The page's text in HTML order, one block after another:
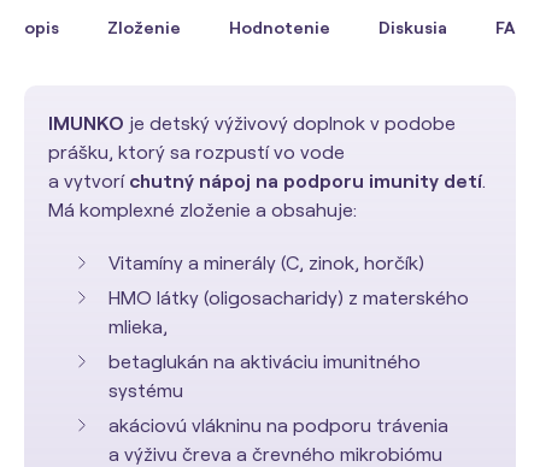
Popis Zloženie Hodnotenie Diskusia FAQ
IMUNKO je detský výživový doplnok v podobe
prášku, ktorý sa rozpustí vo vode
a vytvorí chutný nápoj na podporu imunity detí.
Má komplexné zloženie a obsahuje:
Vitamíny a minerály (C, zinok, horčík)
HMO látky (oligosacharidy) z materského
mlieka,
betaglukán na aktiváciu imunitného
systému
akáciovú vlákninu na podporu trávenia
a výživu čreva a črevného mikrobiómu